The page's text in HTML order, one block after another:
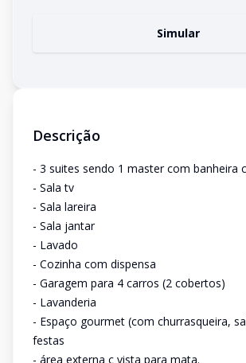
Simular
Descrição
- 3 suites sendo 1 master com banheira
- Sala tv
- Sala lareira
- Sala jantar
- Lavado
- Cozinha com dispensa
- Garagem para 4 carros (2 cobertos)
- Lavanderia
- Espaço gourmet (com churrasqueira,
festas
- área externa c vista para mata.